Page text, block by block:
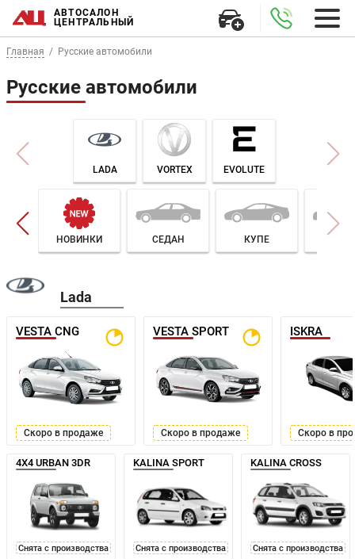
АВТОСАЛОН
ЦЕНТРАЛЬНЫЙ
Главная Русские автомобили
Русские автомобили
LADA VORTEX EVOLUTE
НОВИНКИ СЕДАН КУПЕ
Lada
VESTA CNG
Скоро в продаже
VESTA SPORT
Скоро в продаже
ISKRA
Скоро в
4X4 URBAN 3DR
Снята с производства
KALINA SPORT
Снята с производства
KALINA CROSS
Снята с производства